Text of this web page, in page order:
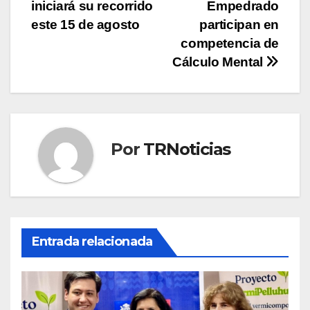
de
Empedrado
participan en
competencia de
Cálculo Mental
iniciará su recorrido
este 15 de agosto
Por TRNoticias
Entrada relacionada